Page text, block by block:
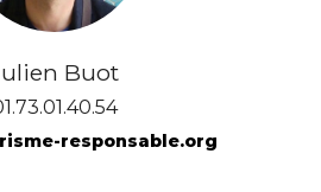
Buot
responsable.org